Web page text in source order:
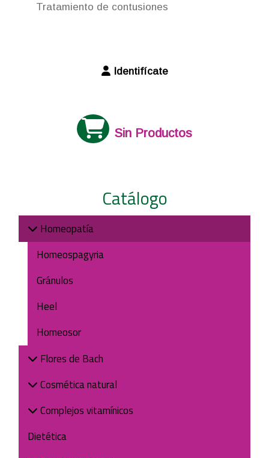
Tratamiento de contusiones
Identifícate
Sin Productos
Catálogo
Homeopatía
Homeospagyria
Gránulos
Heel
Homeosor
Flores de Bach
Cosmética natural
Complejos vitamínicos
Dietética